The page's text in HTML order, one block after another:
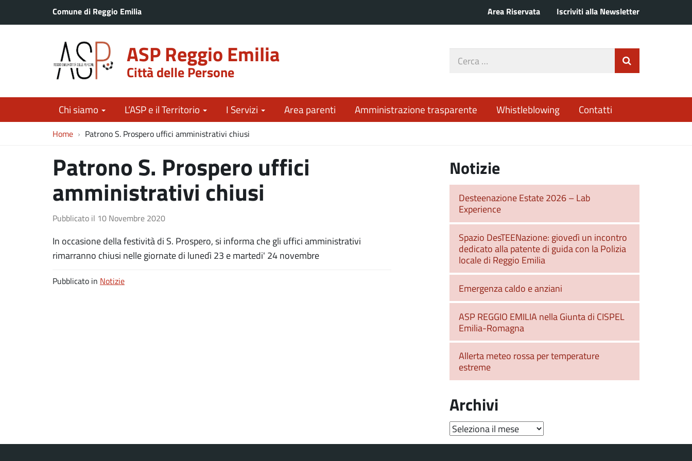
Comune di Reggio Emilia Area Riservata Iscriviti alla Newsletter
ASP Reggio Emilia
Città delle Persone
Cerca
Chi siamo L’ASP e il Territorio I Servizi Area parenti Amministrazione trasparente Whistleblowing Contatti
Home Patrono S. Prospero uffici amministrativi chiusi
Patrono S. Prospero uffici
amministrativi chiusi
Pubblicato il 10 Novembre 2020
In occasione della festività di S. Prospero, si informa che gli uffici amministrativi
rimarranno chiusi nelle giornate di lunedì 23 e martedi' 24 novembre
Pubblicato in Notizie
Notizie
Desteenazione Estate 2026 – Lab
Experience
Spazio DesTEENazione: giovedì un incontro
dedicato alla patente di guida con la Polizia
locale di Reggio Emilia
Emergenza caldo e anziani
ASP REGGIO EMILIA nella Giunta di CISPEL
Emilia-Romagna
Allerta meteo rossa per temperature
estreme
Archivi
Archivi